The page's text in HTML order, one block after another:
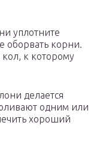
уплотните
оборвать корни.
кол, к которому
делается
одним или
хороший